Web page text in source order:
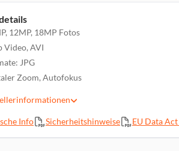
12MP, 18MP Fotos
Video, AVI
JPG
Zoom, Autofokus
Off, USB Type-C
bis 32GB (nicht inkl.)
Info Sicherheitshinweise EU Data